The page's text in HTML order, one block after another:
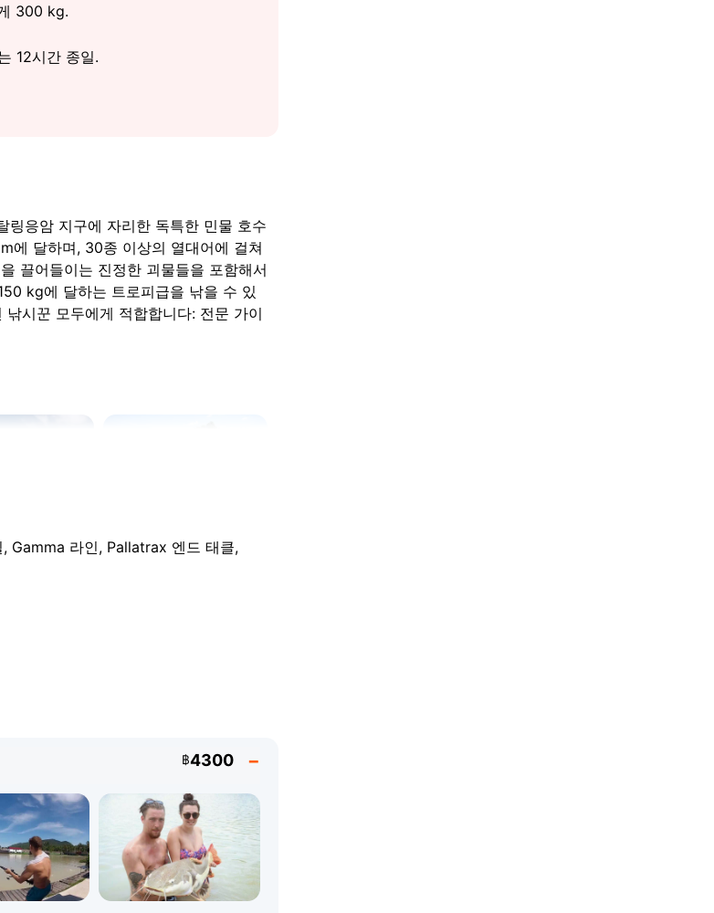
300 kg.
12시간 종일.
응암 지구에 자리한 독특한 민물 호수
에 달하며, 30종 이상의 열대어에 걸쳐
끌어들이는 진정한 괴물들을 포함해서
kg에 달하는 트로피급을 낚을 수 있
시꾼 모두에게 적합합니다: 전문 가이
Cats의 개체는 길이 4m에 달하고 무
을 기회를 위해 전 세계에서 코사무이
패키지도 이용 가능합니다. 똑같이 짜
식자로, 북아메리카 하천 수계가 원
캐치 앤 릴리스가 적용됩니다: 트로
누구나의 꿈입니다:
Gamma 라인, Pallatrax 엔드 태클,
฿4300